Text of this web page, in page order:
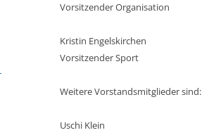
Vorsitzender Organisation
Kristin Engelskirchen
Vorsitzender Sport
Weitere Vorstandsmitglieder sind:
Uschi Klein